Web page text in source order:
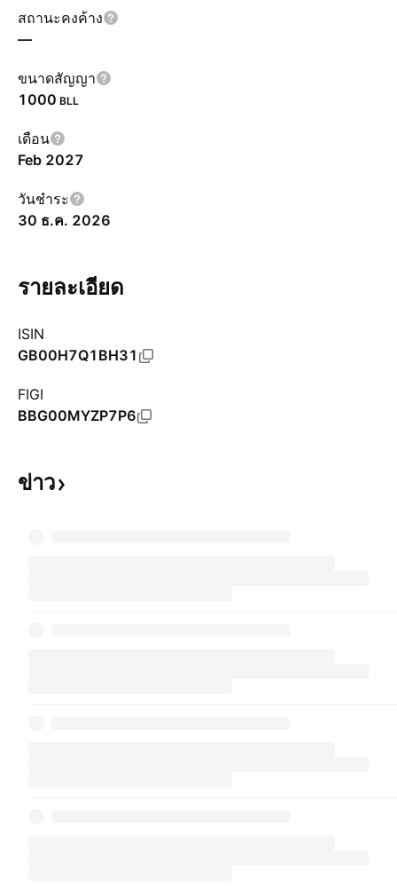
สถานะคงค้าง
—
ขนาดสัญญา
1000 BLL
เดือน
Feb 2027
วันชำระ
30 ธ.ค. 2026
รายละเอียด
ISIN
GB00H7Q1BH31
FIGI
BBG00MYZP7P6
ข่าว